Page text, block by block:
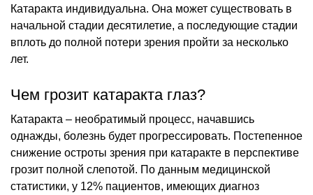
Катаракта индивидуальна. Она может существовать в
начальной стадии десятилетие, а последующие стадии
вплоть до полной потери зрения пройти за несколько
лет.
Чем грозит катаракта глаз?
Катаракта – необратимый процесс, начавшись
однажды, болезнь будет прогрессировать. Постепенное
снижение остроты зрения при катаракте в перспективе
грозит полной слепотой. По данным медицинской
статистики, у 12% пациентов, имеющих диагноз